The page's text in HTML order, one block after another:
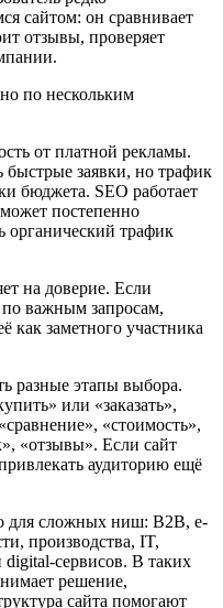
сайтом: он сравнивает
отзывы, проверяет
по нескольким
от платной рекламы.
быстрые заявки, но трафик
бюджета. SEO работает
постепенно
органический трафик
на доверие. Если
по важным запросам,
как заметного участника
разные этапы выбора.
или «заказать»,
«стоимость»,
«отзывы». Если сайт
аудиторию ещё
для сложных ниш: B2B, e-
производства, IT,
digital-сервисов. В таких
решение,
сайта помогают